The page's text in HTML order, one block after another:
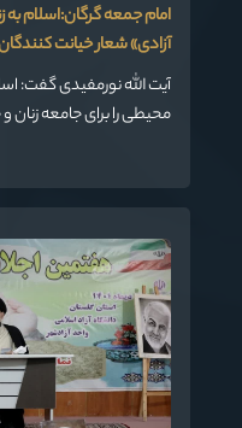
امام جمعه گرگان:اسلام
آزادی» شعار خیانت
آیت الله نورمفیدی گفت:
محیطی را برای جامعه زنان و